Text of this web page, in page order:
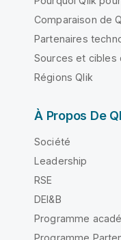
Comparaison de
Partenaires
Sources et cibles
Régions Qlik
À Propos De
Société
Leadership
RSE
DEI&B
Programme